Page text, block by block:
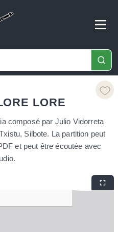
LORE
composé par Julio Vidorreta
Silbote. La partition peut
et peut être écoutée avec